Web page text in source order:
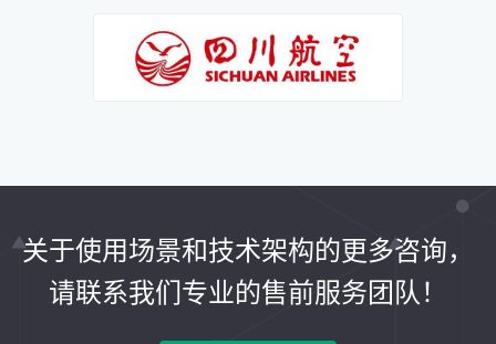
关于使用场景和技术架构的更多咨询，
请联系我们专业的售前服务团队！